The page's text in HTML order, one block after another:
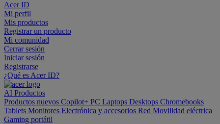
Acer ID
Mi perfil
Mis productos
Registrar un producto
Mi comunidad
Cerrar sesión
Iniciar sesión
Registrarse
¿Qué es Acer ID?
AI Productos
Productos nuevos Copilot+ PC Laptops Desktops Chromebooks
Tablets Monitores Electrónica y accesorios Red Movilidad eléctrica
Gaming portátil